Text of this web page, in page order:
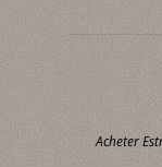
Acheter